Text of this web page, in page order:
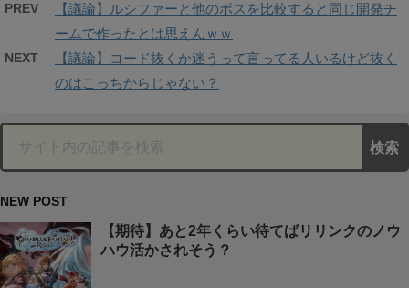
PREV
【議論】ルシファーと他のボスを比較すると同じ開発チ
ームで作ったとは思えんｗｗ
NEXT
【議論】コード抜くか迷うって言ってる人いるけど抜く
のはこっちからじゃない？
NEW POST
【期待】あと2年くらい待てばリリンクのノウ
ハウ活かされそう？